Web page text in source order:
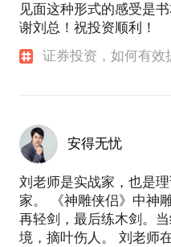
见面这种形式的感受是
谢刘总！祝投资顺利！
证券投资，如何有效
安得无忧
刘老师是实战家，也是
家。 《神雕侠侣》中神
再轻剑，最后练木剑。
境，摘叶伤人。 刘老师